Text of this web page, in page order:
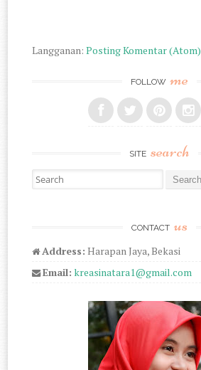
Langganan:Posting Komentar (Atom)
FOLLOW me
SITE search
Search for:
CONTACT us
Address: Harapan Jaya, Bekasi
Email: kreasinatara1@gmail.com